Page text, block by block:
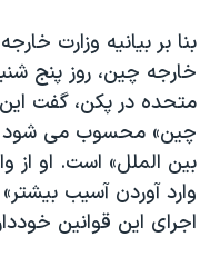
دادگاه حمید نوری
چهل سال گروگان‌گیری
قانون شفافیت دارائی
اعتراضات مردمی آبان ۹۸
اسرائیل در جنگ
بنا بر بیانیه وزارت
خارجه چین، روز پنج
متحده در پکن، گفت
چین» محسوب می شود
بین الملل» است. او از
وارد آوردن آسیب
اجرای این قوانین